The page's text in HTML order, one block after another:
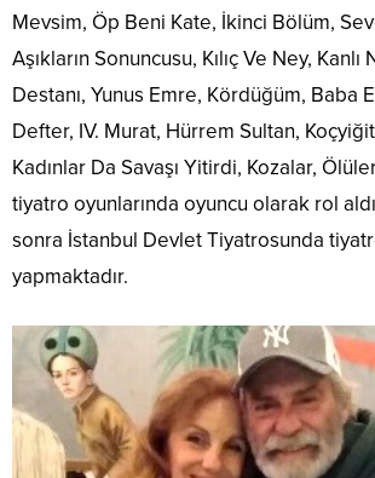
Mevsim, Öp Beni Kate, İkinci Bölüm,
Aşıkların Sonuncusu, Kılıç Ve Ney, Kanlı
Destanı, Yunus Emre, Kördüğüm, Baba
Defter, IV. Murat, Hürrem Sultan,
Kadınlar Da Savaşı Yitirdi, Kozalar,
tiyatro oyunlarında oyuncu olarak rol
sonra İstanbul Devlet Tiyatrosunda
yapmaktadır.